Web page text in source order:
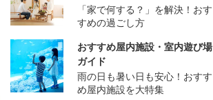
「家で何する？」を解決！おす
すめの過ごし方
おすすめ屋内施設・室内遊び場
ガイド
雨の日も暑い日も安心！おすす
め屋内施設を大特集